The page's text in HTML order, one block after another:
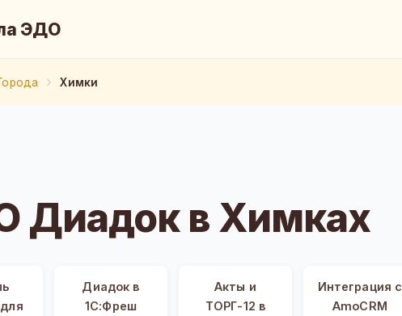
ЭДО
Химки
Диадок в Химках
Диадок в
1С:Фреш
Акты и
ТОРГ-12 в
Интеграция с
AmoCRM